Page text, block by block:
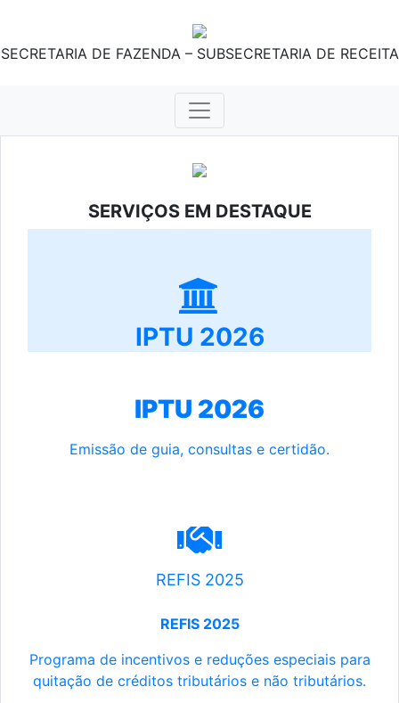
SECRETARIA DE FAZENDA – SUBSECRETARIA DE RECEITA
SERVIÇOS EM DESTAQUE
IPTU 2026
IPTU 2026
Emissão de guia, consultas e certidão.
REFIS 2025
REFIS 2025
Programa de incentivos e reduções especiais para
quitação de créditos tributários e não tributários.